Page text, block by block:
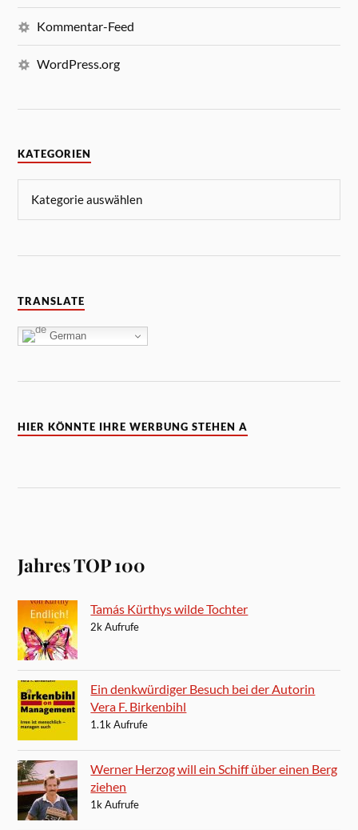
Kommentar-Feed
WordPress.org
KATEGORIEN
TRANSLATE
German
HIER KÖNNTE IHRE WERBUNG STEHEN A
Jahres TOP 100
Tamás Kürthys wilde Tochter
2k Aufrufe
Ein denkwürdiger Besuch bei der Autorin
Vera F. Birkenbihl
1.1k Aufrufe
Werner Herzog will ein Schiff über einen Berg
ziehen
1k Aufrufe